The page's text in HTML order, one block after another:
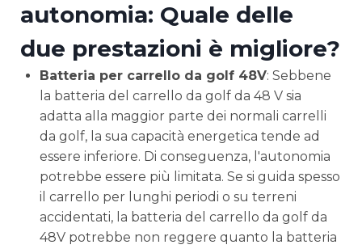
autonomia: Quale delle
due prestazioni è migliore?
Batteria per carrello da golf 48V: Sebbene
la batteria del carrello da golf da 48 V sia
adatta alla maggior parte dei normali carrelli
da golf, la sua capacità energetica tende ad
essere inferiore. Di conseguenza, l'autonomia
potrebbe essere più limitata. Se si guida spesso
il carrello per lunghi periodi o su terreni
accidentati, la batteria del carrello da golf da
48V potrebbe non reggere quanto la batteria